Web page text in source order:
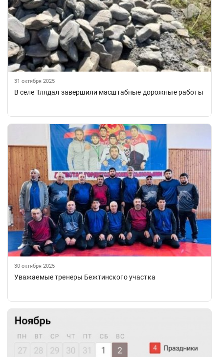
31 октября 2025
В селе Тлядал завершили масштабные дорожные работы
30 октября 2025
Уважаемые тренеры Бежтинского участка